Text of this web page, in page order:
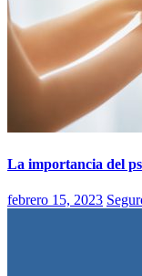
La importancia del
febrero 15, 2023